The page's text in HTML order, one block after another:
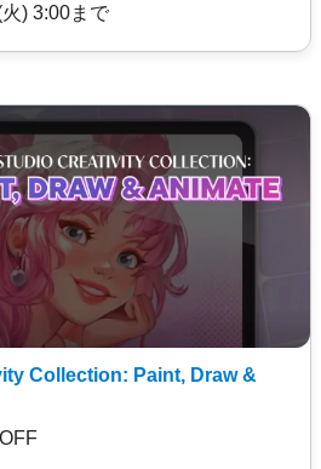
) 3:00まで
Collection: Paint, Draw &